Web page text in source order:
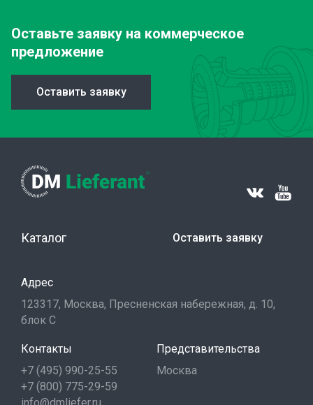
Оставьте заявку на коммерческое
предложение
Оставить заявку
Каталог Оставить заявку
Адрес
123317, Москва, Пресненская набережная, д. 10,
блок С
Контакты
+7 (495) 990-25-55
+7 (800) 775-29-59
Представительства
Москва